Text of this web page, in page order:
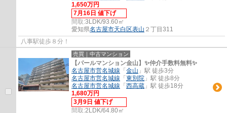
1,650万円
7月16日 値下げ
間取:3LDK/93.60㎡
愛知県名古屋市天白区表山 ２丁目311
八事駅徒歩８分！
売買｜中古マンション
【パールマンション金山】✨️仲介手数料無料✨️
名古屋市営名城線 「 金山 」駅 徒歩3分
名古屋市営名城線 「 東別院 」駅 徒歩8分
名古屋市営名城線 「 西高蔵 」駅 徒歩18分
1,680万円
3月9日 値下げ
間取:2LDK/64.80㎡